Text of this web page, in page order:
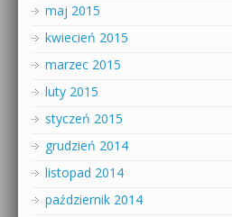
maj 2015
kwiecień 2015
marzec 2015
luty 2015
styczeń 2015
grudzień 2014
listopad 2014
październik 2014